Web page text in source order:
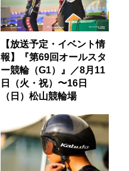
【放送予定・イベント情
報】『第69回オールスタ
ー競輪（G1）』／8月11
日（火・祝）〜16日
（日）松山競輪場